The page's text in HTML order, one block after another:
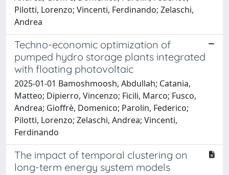
Pilotti, Lorenzo; Vincenti, Ferdinando; Zelaschi,
Andrea
Techno-economic optimization of
pumped hydro storage plants integrated
with floating photovoltaic
2025-01-01 Bamoshmoosh, Abdullah; Catania,
Matteo; Dipierro, Vincenzo; Ficili, Marco; Fusco,
Andrea; Gioffrè, Domenico; Parolin, Federico;
Pilotti, Lorenzo; Zelaschi, Andrea; Vincenti,
Ferdinando
The impact of temporal clustering on
long-term energy system models